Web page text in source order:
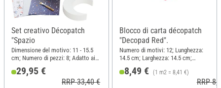
Set creativo Décopatch
"Spazio
Dimensione del motivo: 11 - 15.5
cm; Numero di pezzi: 8; Adatto ai
bambini; Lunghezza: 27 cm;
Larghezza: 26.5 cm; Materiale:
Cartapesta, Carta, Legno
29,95 €
RRP 33,40 €
Blocco di carta décopatch
"Decopad Red".
Numero di motivi: 12; Lunghezza:
14.5 cm; Larghezza: 14.5 cm;
Materiale: Carta
8,49 € (1 m2 = 8,41 €)
RRP